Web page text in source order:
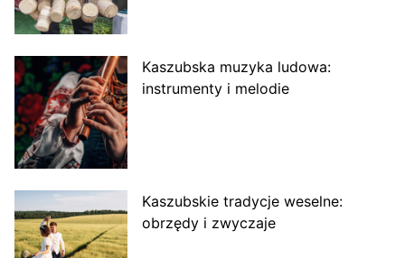
Kaszubska muzyka ludowa:
instrumenty i melodie
Kaszubskie tradycje weselne:
obrzędy i zwyczaje